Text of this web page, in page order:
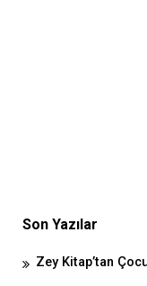
Son Yazılar
Zey Kitap’tan